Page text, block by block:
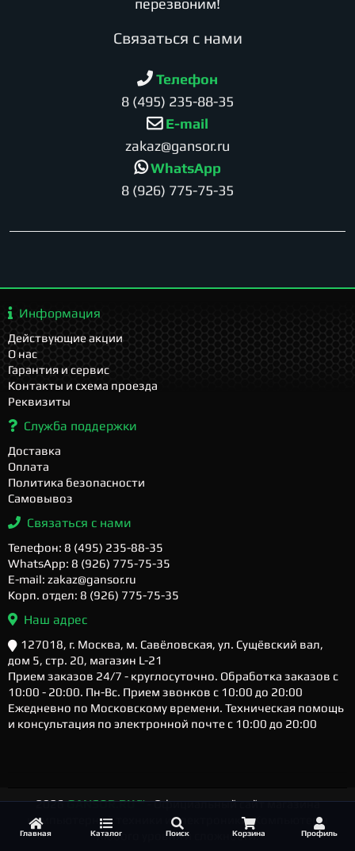
Главная Каталог Поиск Корзина Профиль
перезвоним!
Cвязаться с нами
Телефон
8 (495) 235-88-35
E-mail
zakaz@gansor.ru
WhatsApp
8 (926) 775-75-35
Информация
Действующие акции
О нас
Гарантия и сервис
Контакты и схема проезда
Реквизиты
Служба поддержки
Доставка
Оплата
Политика безопасности
Самовывоз
Связаться с нами
Телефон: 8 (495) 235-88-35
WhatsApp: 8 (926) 775-75-35
E-mail: zakaz@gansor.ru
Корп. отдел: 8 (926) 775-75-35
Наш адрес
127018, г. Москва, м. Савёловская, ул. Сущёвский вал,
дом 5, стр. 20, магазин L-21
Прием заказов 24/7 - круглосуточно. Обработка заказов с
10:00 - 20:00. Пн-Вс. Прием звонков с 10:00 до 20:00
Ежедневно по Московскому времени. Техническая помощь
и консультация по электронной почте с 10:00 до 20:00
2026GANSOR.RU ™- Официальный сайт магазина
компьютерной техники и электроники. Компьютеры
любого уровня и сложности.